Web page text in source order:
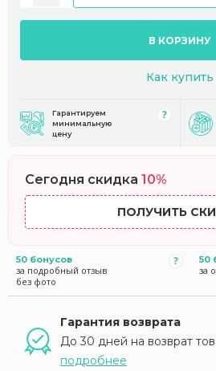
В КОРЗИНУ
Как купить
Гарантируем
минимальную
цену
Сегодня скидка 10%
ПОЛУЧИТЬ
50 бонусов
за подробный отзыв
без фото
50
за
Гарантия возврата
До 30 дней на возврат
подробнее